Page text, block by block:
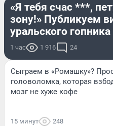
«Я тебя счас ***,
зону!» Публикуем
уральского
1 час 1 916 24
Сыграем в «Ромашку»?
головоломка, которая
мозг не хуже кофе
15 минут 248